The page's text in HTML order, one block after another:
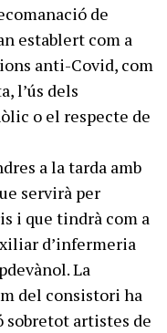
de
establert com a
anti-Covid, com
l’ús dels
o el respecte de
a la tarda amb
servirà per
i que tindrà com a
d’infermeria
La
del consistori ha
sobretot artistes de